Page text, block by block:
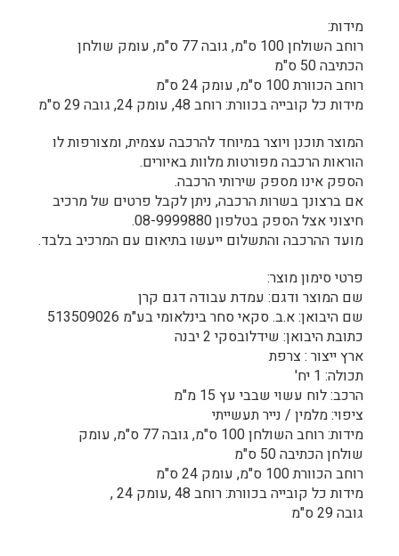
מידות:
רוחב השולחן 100 ס"מ, גובה 77 ס"מ, עומק שולחן
הכתיבה 50 ס"מ
רוחב הכוורת 100 ס"מ, עומק 24 ס"מ
מידות כל קובייה בכוורת: רוחב 48, עומק 24, גובה 29 ס"מ
המוצר תוכנן ויוצר במיוחד להרכבה עצמית, ומצורפות לו
הוראות הרכבה מפורטות מלוות באיורים.
הספק אינו מספק שירותי הרכבה.
אם ברצונך בשרות הרכבה, ניתן לקבל פרטים של מרכיב
חיצוני אצל הספק בטלפון 08-9999880.
מועד ההרכבה והתשלום ייעשו בתיאום עם המרכיב בלבד.
פרטי סימון מוצר:
שם המוצר ודגם: עמדת עבודה דגם קרן
שם היבואן: א.ב. סקאי סחר בינלאומי בע"מ 513509026
כתובת היבואן: שידלובסקי 2 יבנה
ארץ ייצור : צרפת
תכולה: 1 יח'
הרכב: לוח עשוי שבבי עץ 15 מ"מ
ציפוי: מלמין / נייר תעשייתי
מידות: רוחב השולחן 100 ס"מ, גובה 77 ס"מ, עומק
שולחן הכתיבה 50 ס"מ
רוחב הכוורת 100 ס"מ, עומק 24 ס"מ
מידות כל קובייה בכוורת: רוחב 48 ,עומק 24 ,
גובה 29 ס"מ